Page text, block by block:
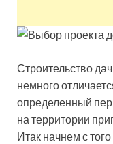
Строительство
немного
определенный
на территории
Итак начнем с